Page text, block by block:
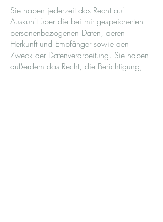
Sie haben jederzeit das Recht auf
Auskunft über die bei mir gespeicherten
personenbezogenen Daten, deren
Herkunft und Empfänger sowie den
Zweck der Datenverarbeitung. Sie haben
außerdem das Recht, die Berichtigung,